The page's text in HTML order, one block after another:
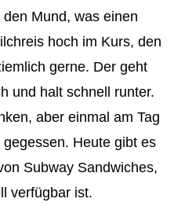
Mund, was einen
hoch im Kurs, den
gerne. Der geht
und halt schnell runter.
aber einmal am Tag
gegessen. Heute gibt es
Subway Sandwiches,
verfügbar ist.